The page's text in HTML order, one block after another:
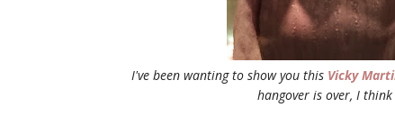
I've been wanting to show you this Vicky
hangover is over, I